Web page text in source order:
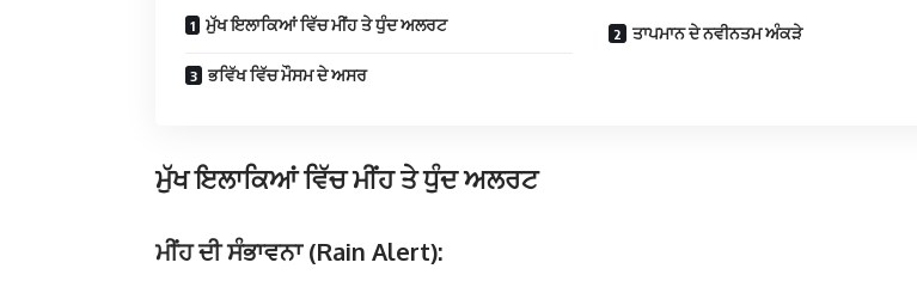
ਮੁੱਖ ਇਲਾਕਿਆਂ ਵਿੱਚ ਮੀਂਹ ਤੇ ਧੁੰਦ ਅਲਰਟ ਤਾਪਮਾਨ ਦੇ ਨਵੀਨਤਮ ਅੰਕੜੇ
ਭਵਿੱਖ ਵਿੱਚ ਮੌਸਮ ਦੇ ਅਸਰ
ਮੁੱਖ ਇਲਾਕਿਆਂ ਵਿੱਚ ਮੀਂਹ ਤੇ ਧੁੰਦ ਅਲਰਟ
ਮੀਂਹ ਦੀ ਸੰਭਾਵਨਾ (Rain Alert):